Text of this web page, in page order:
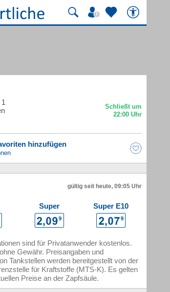
hinzufügen
gültig seit heute, 09:05 Uhr
Super Super E10
sind für Privatanwender kostenlos.
Gewähr. Preisangaben und
Tankstellen werden bereitgestellt von der
für Kraftstoffe (MTS-K). Es gelten
Preise an der Zapfsäule.